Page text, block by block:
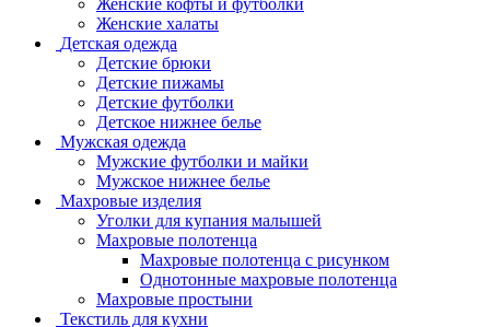
Женские кофты и футболки
Женские халаты
Детская одежда
Детские брюки
Детские пижамы
Детские футболки
Детское нижнее белье
Мужская одежда
Мужские футболки и майки
Мужское нижнее белье
Махровые изделия
Уголки для купания малышей
Махровые полотенца
Махровые полотенца с рисунком
Однотонные махровые полотенца
Махровые простыни
Текстиль для кухни